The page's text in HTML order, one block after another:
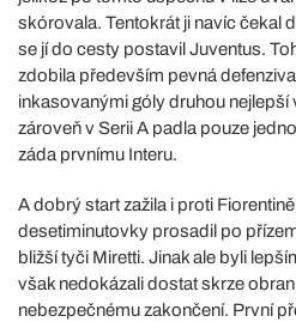
skórovala. Tentokrát ji navíc čekal
se jí do cesty postavil Juventus.
zdobila především pevná
inkasovanými góly druhou nejlepší
zároveň v Serii A padla pouze
záda prvnímu Interu.
A dobrý start zažila i proti
desetiminutovky prosadil po
bližší tyči Miretti. Jinak ale byli
však nedokázali dostat skrze
nebezpečnému zakončení. První